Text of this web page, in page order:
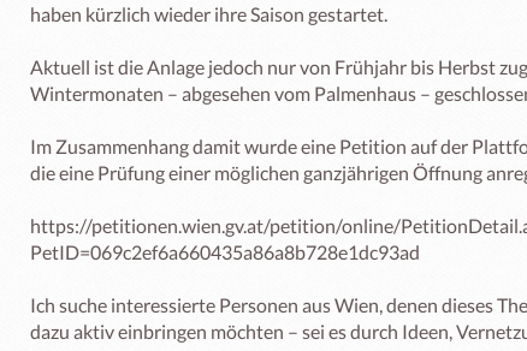
haben kürzlich wieder ihre Saison gestartet.
Aktuell ist die Anlage jedoch nur von Frühjahr bis Herbst
Wintermonaten – abgesehen vom Palmenhaus –
Im Zusammenhang damit wurde eine Petition auf der
die eine Prüfung einer möglichen ganzjährigen Öffnung
https://petitionen.wien.gv.at/petition/online/
PetID=069c2ef6a660435a86a8b728e1dc93ad
Ich suche interessierte Personen aus Wien, denen dieses
dazu aktiv einbringen möchten – sei es durch Ideen,